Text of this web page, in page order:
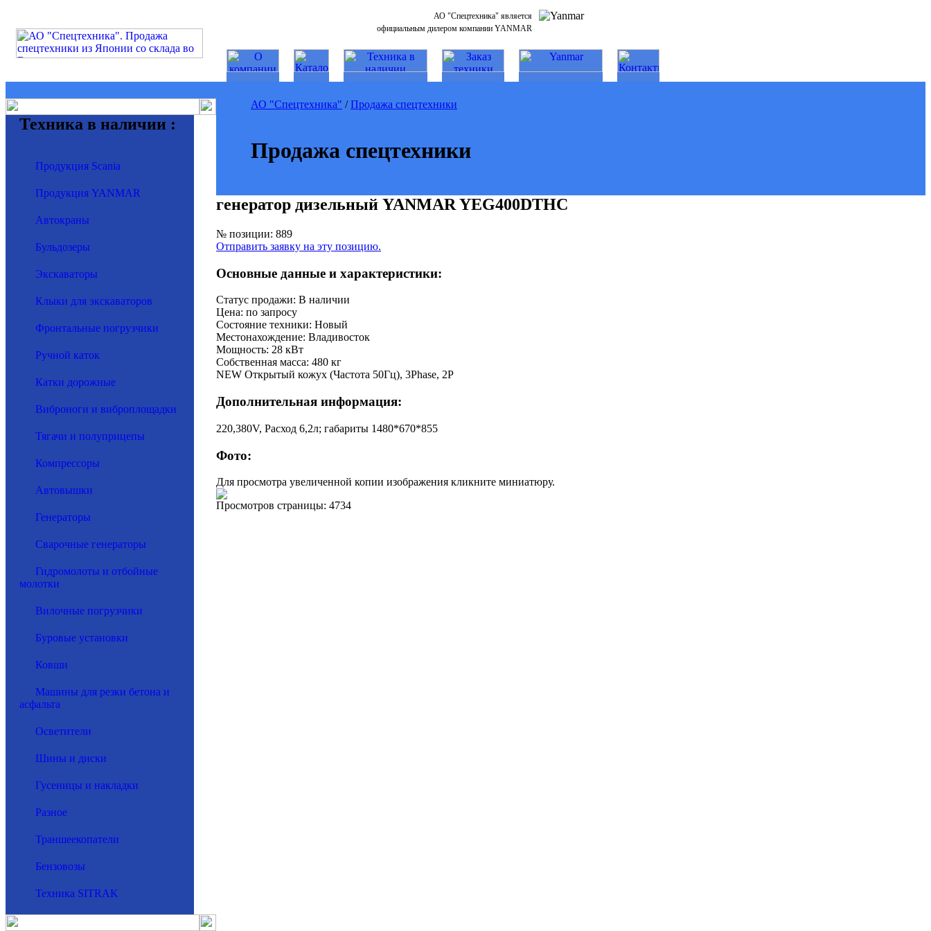
АО "Спецтехника" является
официальным дилером компании YANMAR
Техника в наличии :
Продукция Scania
Продукция YANMAR
Автокраны
Бульдозеры
Экскаваторы
Клыки для экскаваторов
Фронтальные погрузчики
Ручной каток
Катки дорожные
Виброноги и виброплощадки
Тягачи и полуприцепы
Компрессоры
Автовышки
Генераторы
Сварочные генераторы
Гидромолоты и отбойные
молотки
Вилочные погрузчики
Буровые установки
Ковши
Машины для резки бетона и
асфальта
Осветители
Шины и диски
Гусеницы и накладки
Разное
Траншеекопатели
Бензовозы
Техника SITRAK
АО "Спецтехника" /Продажа спецтехники
Продажа спецтехники
генератор дизельный YANMAR YEG400DTHС
№ позиции: 889
Отправить заявку на эту позицию.
Основные данные и характеристики:
Статус продажи: В наличии
Цена: по запросу
Состояние техники: Новый
Местонахождение: Владивосток
Мощность: 28 кВт
Собственная масса: 480 кг
NEW Открытый кожух (Частота 50Гц), 3Phase, 2P
Дополнительная информация:
220,380V, Расход 6,2л; габариты 1480*670*855
Фото:
Для просмотра увеличенной копии изображения кликните миниатюру.
Просмотров страницы: 4734